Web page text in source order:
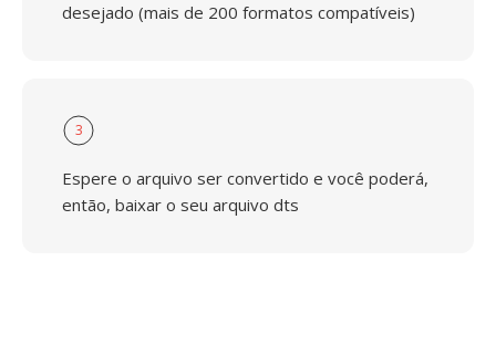
desejado (mais de 200 formatos compatíveis)
3
Espere o arquivo ser convertido e você poderá,
então, baixar o seu arquivo dts